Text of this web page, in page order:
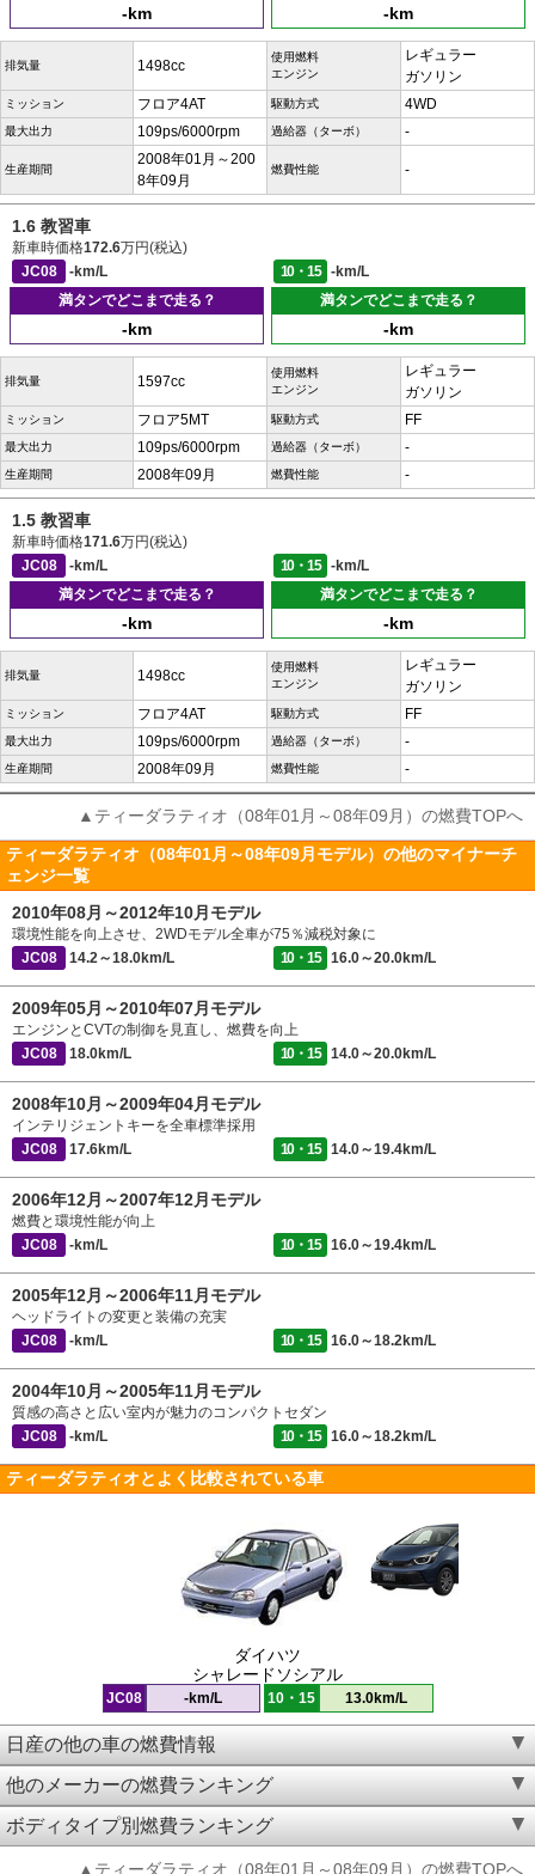
-km -km
排気量 1498cc
使用燃料
エンジン
レギュラー
ガソリン
ミッション フロア4AT 駆動方式 4WD
最大出力 109ps/6000rpm 過給器（ターボ） -
生産期間
2008年01月～200
8年09月
燃費性能 -
1.6 教習車
新車時価格172.6万円(税込)
JC08
-km/L 10・15
-km/L
満タンでどこまで走る？
-km
満タンでどこまで走る？
-km
排気量 1597cc
使用燃料
エンジン
レギュラー
ガソリン
ミッション フロア5MT 駆動方式 FF
最大出力 109ps/6000rpm 過給器（ターボ） -
生産期間 2008年09月 燃費性能 -
1.5 教習車
新車時価格171.6万円(税込)
JC08
-km/L 10・15
-km/L
満タンでどこまで走る？
-km
満タンでどこまで走る？
-km
排気量 1498cc
使用燃料
エンジン
レギュラー
ガソリン
ミッション フロア4AT 駆動方式 FF
最大出力 109ps/6000rpm 過給器（ターボ） -
生産期間 2008年09月 燃費性能 -
▲ティーダラティオ（08年01月～08年09月）の燃費TOPへ
ティーダラティオ（08年01月～08年09月モデル）の他のマイナーチ
ェンジ一覧
2010年08月～2012年10月モデル
環境性能を向上させ、2WDモデル全車が75％減税対象に
JC08
14.2～18.0km/L 10・15 16.0～20.0km/L
2009年05月～2010年07月モデル
エンジンとCVTの制御を見直し、燃費を向上
JC08
18.0km/L 10・15 14.0～20.0km/L
2008年10月～2009年04月モデル
インテリジェントキーを全車標準採用
JC08
17.6km/L 10・15 14.0～19.4km/L
2006年12月～2007年12月モデル
燃費と環境性能が向上
JC08
-km/L 10・15 16.0～19.4km/L
2005年12月～2006年11月モデル
ヘッドライトの変更と装備の充実
JC08
-km/L 10・15 16.0～18.2km/L
2004年10月～2005年11月モデル
質感の高さと広い室内が魅力のコンパクトセダン
JC08
-km/L 10・15 16.0～18.2km/L
ティーダラティオとよく比較されている車
ダイハツ
シャレードソシアル
JC08 -km/L 10・15 13.0km/L
日産の他の車の燃費情報
他のメーカーの燃費ランキング
ボディタイプ別燃費ランキング
▲ティーダラティオ（08年01月～08年09月）の燃費TOPへ